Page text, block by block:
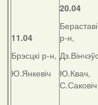
11.04
Брэсцкі р-н,
Ю.Янкевіч
20.04
р-н,
Ю.Квач,
С.Саковіч